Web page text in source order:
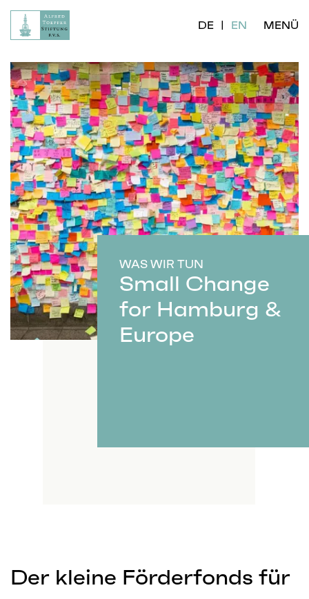
DE EN MENÜ
WAS WIR TUN
Small Change
for Hamburg &
Europe
Der kleine Förderfonds für